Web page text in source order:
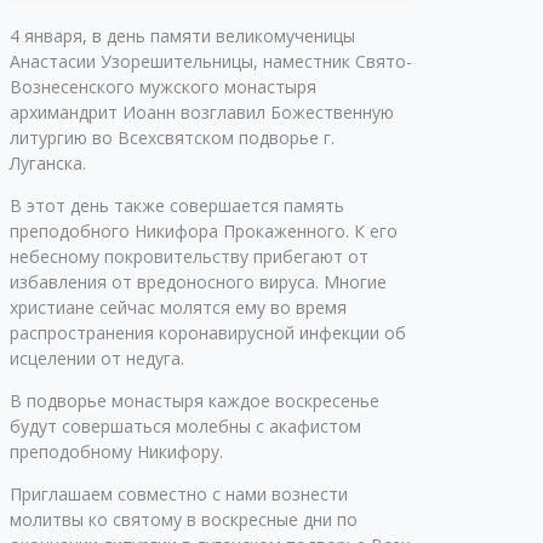
4 января, в день памяти великомученицы
Анастасии Узорешительницы, наместник Свято-
Вознесенского мужского монастыря
архимандрит Иоанн возглавил Божественную
литургию во Всехсвятском подворье г.
Луганска.
В этот день также совершается память
преподобного Никифора Прокаженного. К его
небесному покровительству прибегают от
избавления от вредоносного вируса. Многие
христиане сейчас молятся ему во время
распространения коронавирусной инфекции об
исцелении от недуга.
В подворье монастыря каждое воскресенье
будут совершаться молебны с акафистом
преподобному Никифору.
Приглашаем совместно с нами вознести
молитвы ко святому в воскресные дни по